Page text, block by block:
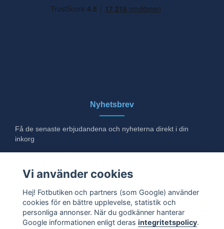
Nyhetsbrev
Få de senaste erbjudandena och nyheterna direkt i din
inkorg
Ja tack!
Vi använder cookies
Hej! Fotbutiken och partners (som Google) använder
cookies för en bättre upplevelse, statistik och
personliga annonser. När du godkänner hanterar
Google informationen enligt deras integritetspolicy.